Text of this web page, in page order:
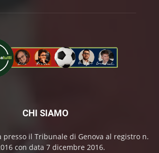
CHI SIAMO
presso il Tribunale di Genova al registro n.
con data 7 dicembre 2016.